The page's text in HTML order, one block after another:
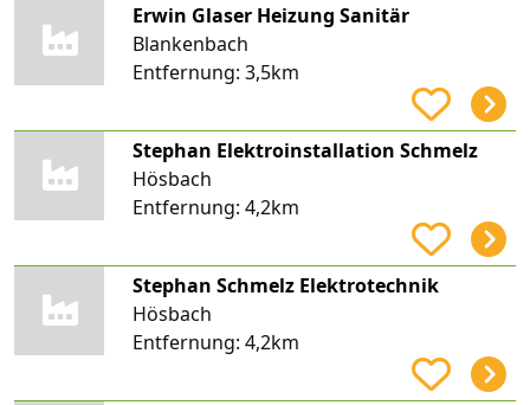
Erwin Glaser Heizung Sanitär
Blankenbach
Entfernung: 3,5km
Stephan Elektroinstallation Schmelz
Hösbach
Entfernung: 4,2km
Stephan Schmelz Elektrotechnik
Hösbach
Entfernung: 4,2km